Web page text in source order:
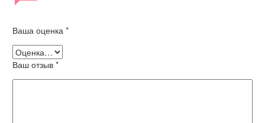
Ваша оценка *
Ваш отзыв *